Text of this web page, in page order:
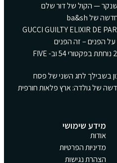
— הקול של דור שלם
REPRESENT לאביב-קיץ 2024 נוחתת בפקטורי 54 וב- FIVE
בשבילך לחג השני של פסח
של גולדה: ארץ פלאות חורפית
מידע שימושי
אודות
מדיניות הפרטיות
הצהרת נגישות